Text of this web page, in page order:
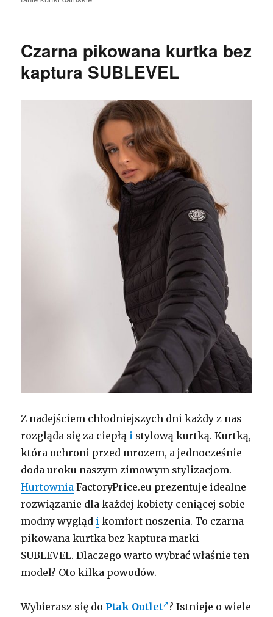
Czarna pikowana kurtka bez
kaptura SUBLEVEL
Z nadejściem chłodniejszych dni każdy z nas
rozgląda się za ciepłą i stylową kurtką. Kurtką,
która ochroni przed mrozem, a jednocześnie
doda uroku naszym zimowym stylizacjom.
Hurtownia FactoryPrice.eu prezentuje idealne
rozwiązanie dla każdej kobiety ceniącej sobie
modny wygląd i komfort noszenia. To czarna
pikowana kurtka bez kaptura marki
SUBLEVEL. Dlaczego warto wybrać właśnie ten
model? Oto kilka powodów.
Wybierasz się do Ptak Outlet ? Istnieje o wiele